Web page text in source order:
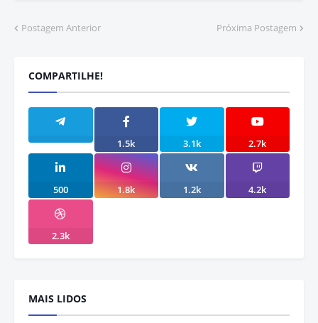
Postagem Anterior Próxima Postagem
COMPARTILHE!
1.5k 3.1k 2.7k
500 1.8k 1.2k 4.2k
2.3k
MAIS LIDOS